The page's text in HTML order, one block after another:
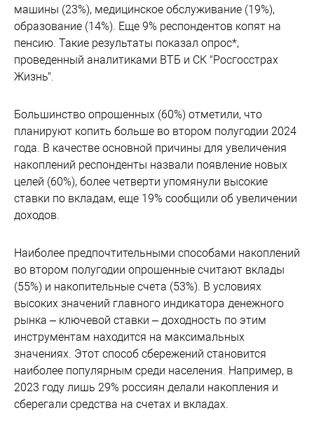
машины (23%), медицинское обслуживание (19%),
образование (14%). Еще 9% респондентов копят на
пенсию. Такие результаты показал опрос*,
проведенный аналитиками ВТБ и СК "Росгосстрах
Жизнь".
Большинство опрошенных (60%) отметили, что
планируют копить больше во втором полугодии 2024
года. В качестве основной причины для увеличения
накоплений респонденты назвали появление новых
целей (60%), более четверти упомянули высокие
ставки по вкладам, еще 19% сообщили об увеличении
доходов.
Наиболее предпочтительными способами накоплений
во втором полугодии опрошенные считают вклады
(55%) и накопительные счета (53%). В условиях
высоких значений главного индикатора денежного
рынка – ключевой ставки – доходность по этим
инструментам находится на максимальных
значениях. Этот способ сбережений становится
наиболее популярным среди населения. Например, в
2023 году лишь 29% россиян делали накопления и
сберегали средства на счетах и вкладах.